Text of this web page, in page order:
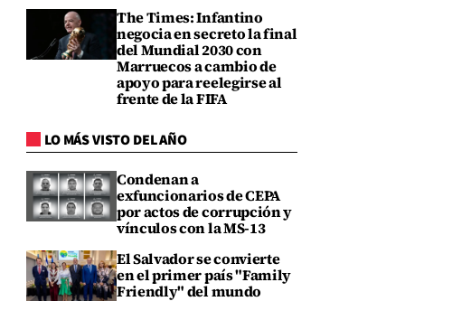
The Times: Infantino
negocia en secreto la final
del Mundial 2030 con
Marruecos a cambio de
apoyo para reelegirse al
frente de la FIFA
LO MÁS VISTO DEL AÑO
Condenan a
exfuncionarios de CEPA
por actos de corrupción y
vínculos con la MS-13
El Salvador se convierte
en el primer país "Family
Friendly" del mundo